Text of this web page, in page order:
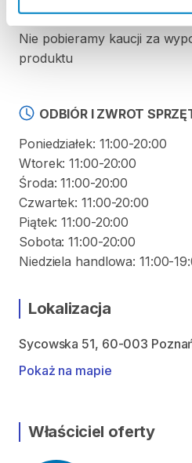
KAUCJA
Nie pobieramy kaucji za
produktu
ODBIÓR I ZWROT
Poniedziałek: 11:00-20:00
Wtorek: 11:00-20:00
Środa: 11:00-20:00
Czwartek: 11:00-20:00
Piątek: 11:00-20:00
Sobota: 11:00-20:00
Niedziela handlowa: 11:00-
Lokalizacja
Sycowska 51, 60-003
Pokaż na mapie
Właściciel oferty